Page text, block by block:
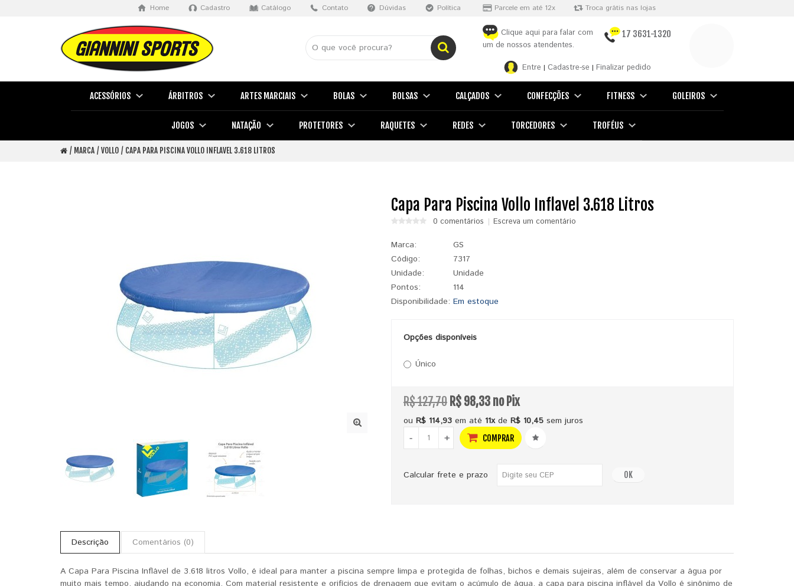
Home Cadastro Catálogo Contato Dúvidas Política Parcele em até 12x Troca grátis nas lojas
Clique aqui para falar com
um de nossos atendentes.
17 3631-1320
Entre | Cadastre-se | Finalizar pedido
ACESSÓRIOS ÁRBITROS ARTES MARCIAIS BOLAS BOLSAS CALÇADOS CONFECÇÕES FITNESS GOLEIROS
JOGOS NATAÇÃO PROTETORES RAQUETES REDES TORCEDORES TROFÉUS
MARCA VOLLO CAPA PARA PISCINA VOLLO INFLAVEL 3.618 LITROS
Capa Para Piscina Vollo Inflavel 3.618 Litros
0 comentários Escreva um comentário
Marca:
GS
Código:
7317
Unidade:
Unidade
Pontos:
114
Disponibilidade: Em estoque
Opções disponíveis
Único
R$ 127,70 R$ 98,33 no Pix
ou R$ 114,93em até 11xde R$ 10,45sem juros
-
+ COMPRAR
Calcular frete e prazo OK
Descrição Comentários (0)
A Capa Para Piscina Inflável de 3.618 litros Vollo, é ideal para manter a piscina sempre limpa e protegida de folhas, bichos e demais sujeiras, além de conservar a água por
muito mais tempo, ajudando na economia. Com material resistente e orifícios de drenagem que evitam o acúmulo de água, a capa para piscina inflável da Vollo é sinônimo de